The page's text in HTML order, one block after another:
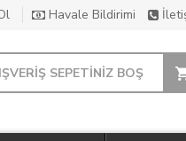
Havale Bildirimi
SEPETİNİZ BOŞ